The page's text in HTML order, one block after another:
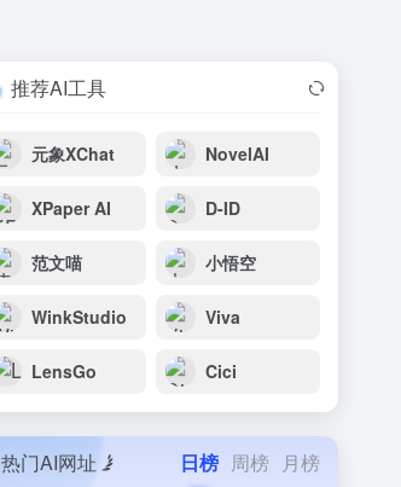
推荐AI工具
元象XChat NovelAI
XPaper AI D-ID
范文喵 小悟空
WinkStudio Viva
LensGo Cici
热门AI网址 日榜 周榜 月榜